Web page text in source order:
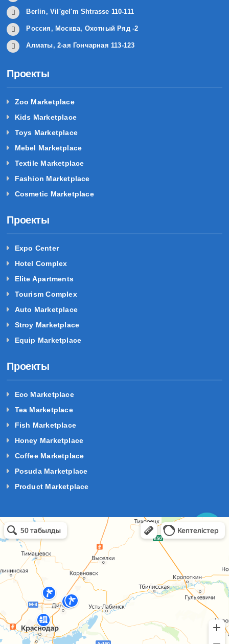
Berlin, Vil'gel'm Shtrasse 110-111
Россия, Москва, Охотный Ряд -2
Алматы, 2-ая Гончарная 113-123
Проекты
Zoo Marketplace
Kids Marketplace
Toys Marketplace
Mebel Marketplace
Textile Marketplace
Fashion Marketplace
Cosmetic Marketplace
Проекты
Expo Center
Hotel Complex
Elite Apartments
Tourism Complex
Auto Marketplace
Stroy Marketplace
Equip Marketplace
Проекты
Eco Marketplace
Tea Marketplace
Fish Marketplace
Honey Marketplace
Coffee Marketplace
Posuda Marketplace
Product Marketplace
базы отдыха краснодарский край в Темрюке
Темрюк